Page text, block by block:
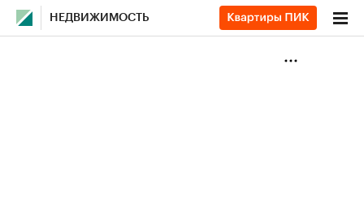
НЕДВИЖИМОСТЬ